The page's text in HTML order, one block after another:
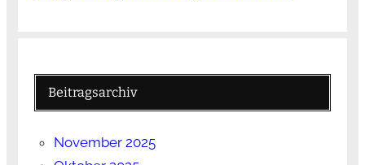
Beitragsarchiv
November 2025